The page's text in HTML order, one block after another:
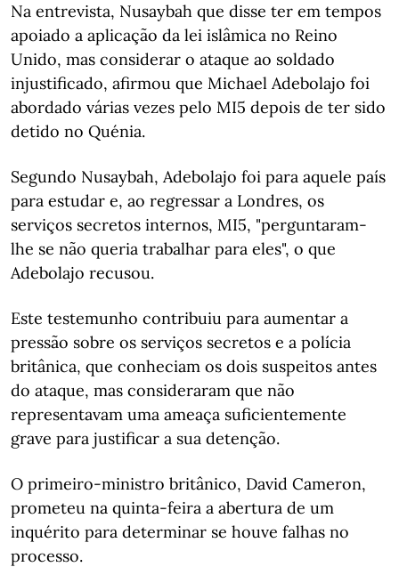
Na entrevista, Nusaybah que disse ter em tempos
apoiado a aplicação da lei islâmica no Reino
Unido, mas considerar o ataque ao soldado
injustificado, afirmou que Michael Adebolajo foi
abordado várias vezes pelo MI5 depois de ter sido
detido no Quénia.
Segundo Nusaybah, Adebolajo foi para aquele país
para estudar e, ao regressar a Londres, os
serviços secretos internos, MI5, "perguntaram-
lhe se não queria trabalhar para eles", o que
Adebolajo recusou.
Este testemunho contribuiu para aumentar a
pressão sobre os serviços secretos e a polícia
britânica, que conheciam os dois suspeitos antes
do ataque, mas consideraram que não
representavam uma ameaça suficientemente
grave para justificar a sua detenção.
O primeiro-ministro britânico, David Cameron,
prometeu na quinta-feira a abertura de um
inquérito para determinar se houve falhas no
processo.